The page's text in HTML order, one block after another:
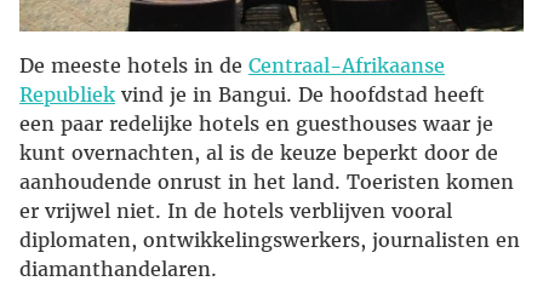
De meeste hotels in de Centraal-Afrikaanse
Republiek vind je in Bangui. De hoofdstad heeft
een paar redelijke hotels en guesthouses waar je
kunt overnachten, al is de keuze beperkt door de
aanhoudende onrust in het land. Toeristen komen
er vrijwel niet. In de hotels verblijven vooral
diplomaten, ontwikkelingswerkers, journalisten en
diamanthandelaren.